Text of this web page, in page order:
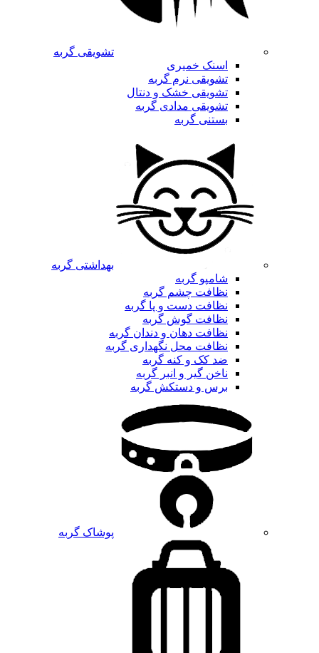
تشویقی گربه
اسنک خمیری
تشویقی نرم گربه
تشویقی خشک و دنتال
تشویقی مدادی گربه
بستنی گربه
بهداشتی گربه
شامپو گربه
نظافت چشم گربه
نظافت دست و پا گربه
نظافت گوش گربه
نظافت دهان و دندان گربه
نظافت محل نگهداری گربه
ضد کک و کنه گربه
ناخن گیر و انبر گربه
برس و دستکش گربه
پوشاک گربه